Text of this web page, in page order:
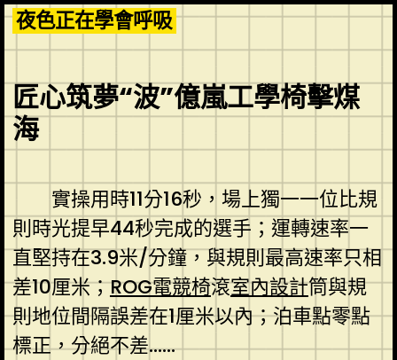
Skip
to
content
夜色正在學會呼吸
匠心筑夢“波”億嵐工學椅擊煤
海
實操用時11分16秒，場上獨一一位比規
則時光提早44秒完成的選手；運轉速率一
直堅持在3.9米/分鐘，與規則最高速率只相
差10厘米；ROG電競椅滾室內設計筒與規
則地位間隔誤差在1厘米以內；泊車點零點
標正，分絕不差……